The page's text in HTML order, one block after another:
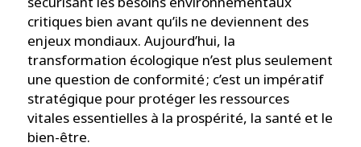
critiques bien avant qu’ils ne deviennent des
enjeux mondiaux. Aujourd’hui, la
transformation écologique n’est plus seulement
une question de conformité ; c’est un impératif
stratégique pour protéger les ressources
vitales essentielles à la prospérité, la santé et le
bien-être.